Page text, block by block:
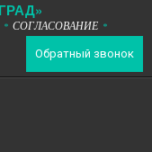
* СОГЛАСОВАНИЕ *
Обратный звонок